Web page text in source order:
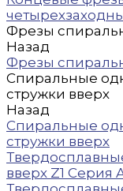
Фрезы
Назад
Фрезы
Спиральные
стружки вверх
Назад
Спиральные
стружки вверх
вверх Z1 Серия